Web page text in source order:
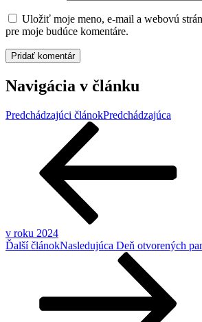
Uložiť moje meno, e-mail a webovú
pre moje budúce komentáre.
Navigácia v článku
Predchádzajúci článokPredchádzajúca
v roku 2024
Ďalší článokNasledujúca Deň otvorených